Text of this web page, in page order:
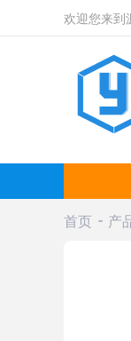
欢迎您来到
首页 产